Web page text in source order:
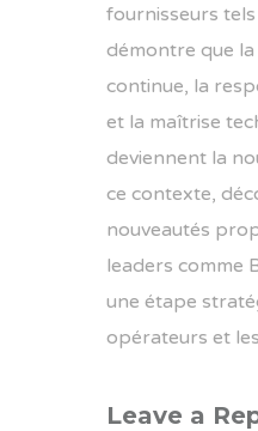
fournisseurs
démontre que
continue, la
et la maîtrise
deviennent la
ce contexte,
nouveautés
leaders comme
une étape
opérateurs et
Leave a